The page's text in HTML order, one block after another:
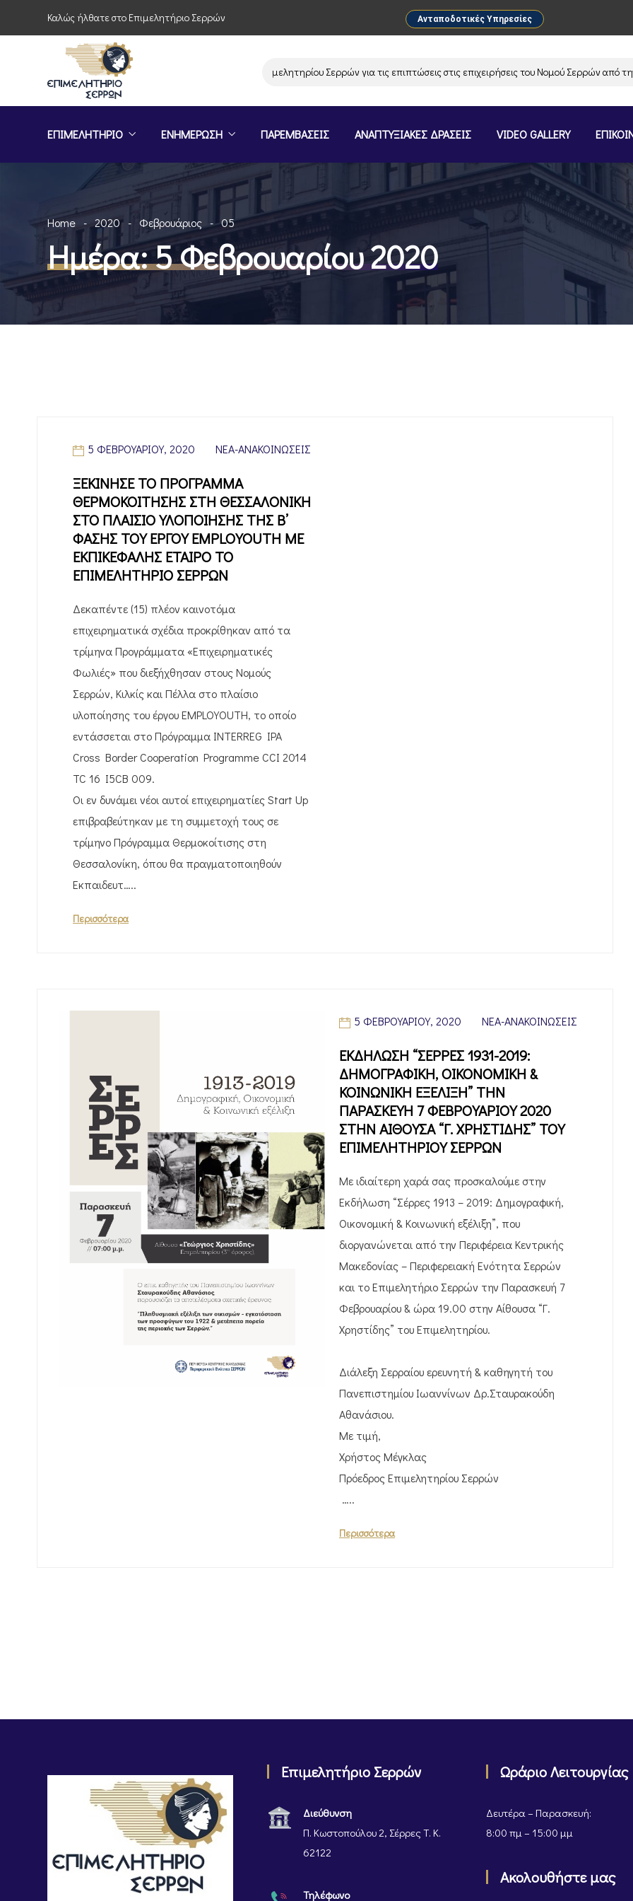
Καλώς ήλθατε στο Επιμελητήριο Σερρών Ανταποδοτικές Υπηρεσίες
Παρέμβαση του Επιμελητηρίου Σερρών για τις επιπτώσεις στις επιχειρήσεις του Νομού Σερρών από την
ΕΠΙΜΕΛΗΤΗΡΙΟ ΕΝΗΜΕΡΩΣΗ ΠΑΡΕΜΒΑΣΕΙΣ ΑΝΑΠΤΥΞΙΑΚΕΣ ΔΡΑΣΕΙΣ VIDEO GALLERY
Home 2020 Φεβρουάριος 05
Ημέρα:5 Φεβρουαρίου 2020
5 ΦΕΒΡΟΥΑΡΊΟΥ, 2020 ΝΈΑ-ΑΝΑΚΟΙΝΏΣΕΙΣ
ΞΕΚΙΝΗΣΕ ΤΟ ΠΡΟΓΡΑΜΜΑ
ΘΕΡΜΟΚΟΙΤΗΣΗΣ ΣΤΗ ΘΕΣΣΑΛΟΝΙΚΗ
ΣΤΟ ΠΛΑΙΣΙΟ ΥΛΟΠΟΙΗΣΗΣ ΤΗΣ Β’
ΦΑΣΗΣ ΤΟΥ ΕΡΓΟΥ EMPLOYOUTH ΜΕ
ΕΚΠΙΚΕΦΑΛΗΣ ΕΤΑΙΡΟ ΤΟ
ΕΠΙΜΕΛΗΤΗΡΙΟ ΣΕΡΡΩΝ
Δεκαπέντε (15) πλέον καινοτόμα
επιχειρηματικά σχέδια προκρίθηκαν από τα
τρίμηνα Προγράμματα «Επιχειρηματικές
Φωλιές» που διεξήχθησαν στους Νομούς
Σερρών, Κιλκίς και Πέλλα στο πλαίσιο
υλοποίησης του έργου EMPLOYOUTH, το οποίο
εντάσσεται στο Πρόγραμμα INTERREG IPA
Cross Border Cooperation Programme CCI 2014
TC 16 I5CB 009.
Οι εν δυνάμει νέοι αυτοί επιχειρηματίες Start Up
επιβραβεύτηκαν με τη συμμετοχή τους σε
τρίμηνο Πρόγραμμα Θερμοκοίτισης στη
Θεσσαλονίκη, όπου θα πραγματοποιηθούν
Εκπαιδευτ…..
Περισσότερα
5 ΦΕΒΡΟΥΑΡΊΟΥ, 2020 ΝΈΑ-ΑΝΑΚΟΙΝΏΣΕΙΣ
ΕΚΔΗΛΩΣΗ “ΣΕΡΡΕΣ 1931-2019:
ΔΗΜΟΓΡΑΦΙΚΗ, ΟΙΚΟΝΟΜΙΚΗ &
ΚΟΙΝΩΝΙΚΗ ΕΞΕΛΙΞΗ” ΤΗΝ
ΠΑΡΑΣΚΕΥΗ 7 ΦΕΒΡΟΥΑΡΙΟΥ 2020
ΣΤΗΝ ΑΙΘΟΥΣΑ “Γ. ΧΡΗΣΤΙΔΗΣ” ΤΟΥ
ΕΠΙΜΕΛΗΤΗΡΙΟΥ ΣΕΡΡΩΝ
Με ιδιαίτερη χαρά σας προσκαλούμε στην
Εκδήλωση “Σέρρες 1913 – 2019: Δημογραφική,
Οικονομική & Κοινωνική εξέλιξη”, που
διοργανώνεται από την Περιφέρεια Κεντρικής
Μακεδονίας – Περιφερειακή Ενότητα Σερρών
και το Επιμελητήριο Σερρών την Παρασκευή 7
Φεβρουαρίου & ώρα 19.00 στην Αίθουσα “Γ.
Χρηστίδης” του Επιμελητηρίου.
Διάλεξη Σερραίου ερευνητή & καθηγητή του
Πανεπιστημίου Ιωαννίνων Δρ.Σταυρακούδη
Αθανάσιου.
Με τιμή,
Χρήστος Μέγκλας
Πρόεδρος Επιμελητηρίου Σερρών
…..
Περισσότερα
Επιμελητήριο Σερρών
Διεύθυνση
Π. Κωστοπούλου 2, Σέρρες Τ. Κ.
62122
Τηλέφωνο
Ωράριο Λειτουργίας
Δευτέρα – Παρασκευή:
8:00 πμ – 15:00 μμ
Ακολουθήστε μας